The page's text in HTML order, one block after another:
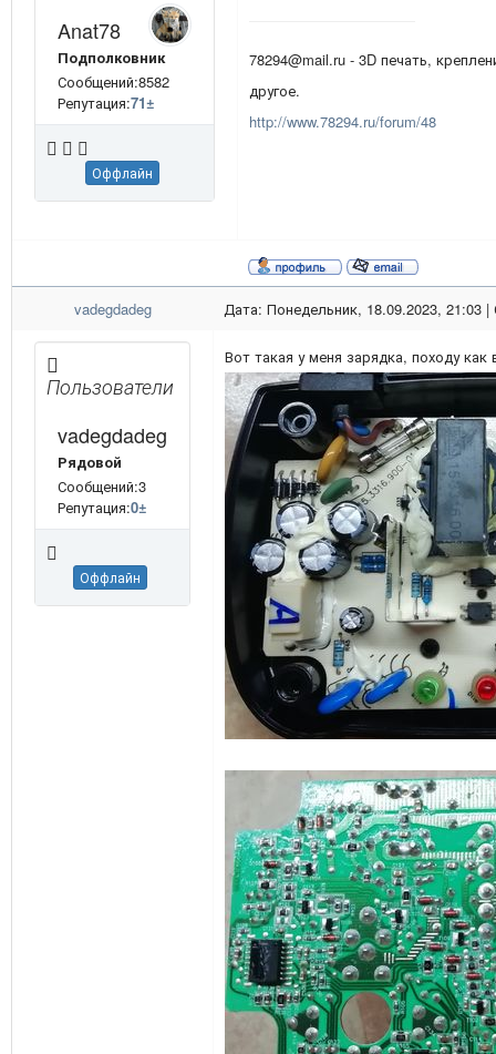
Anat78
Подполковник
Сообщений:8582
Репутация:71±
Оффлайн
78294@mail.ru - 3D печать,
другое.
http://www.78294.ru/forum/48
vadegdadeg Дата: Понедельник, 18.09.2023, 21:03
Пользователи
vadegdadeg
Рядовой
Сообщений:3
Репутация:0±
Оффлайн
Вот такая у меня зарядка, походу как